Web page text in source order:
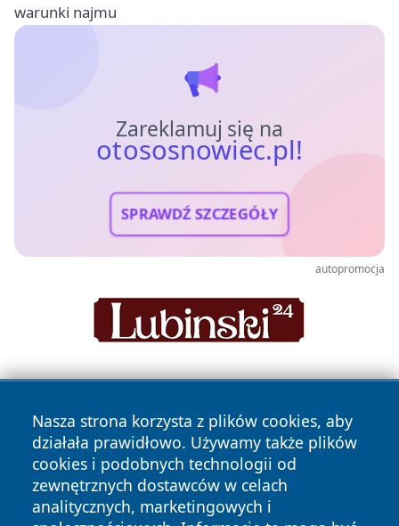
warunki najmu
Zareklamuj się na
otososnowiec.pl!
SPRAWDŹ SZCZEGÓŁY
autopromocja
Nasza strona korzysta z plików cookies, aby
działała prawidłowo. Używamy także plików
cookies i podobnych technologii od
zewnętrznych dostawców w celach
analitycznych, marketingowych i
Copyright © 2026 otososnowiec.pl Wszystkie prawa
zastrzeżone.